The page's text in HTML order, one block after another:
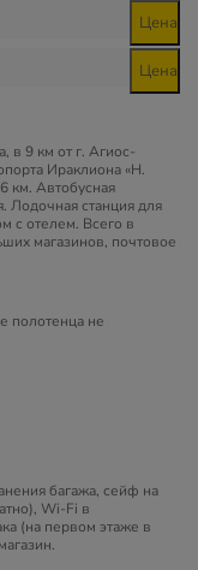
Цена
Цена
в 9 км от г. Агиос-
Ираклиона «Н.
км. Автобусная
Лодочная станция для
с отелем. Всего в
магазинов, почтовое
полотенца не
багажа, сейф на
Wi-Fi в
(на первом этаже в